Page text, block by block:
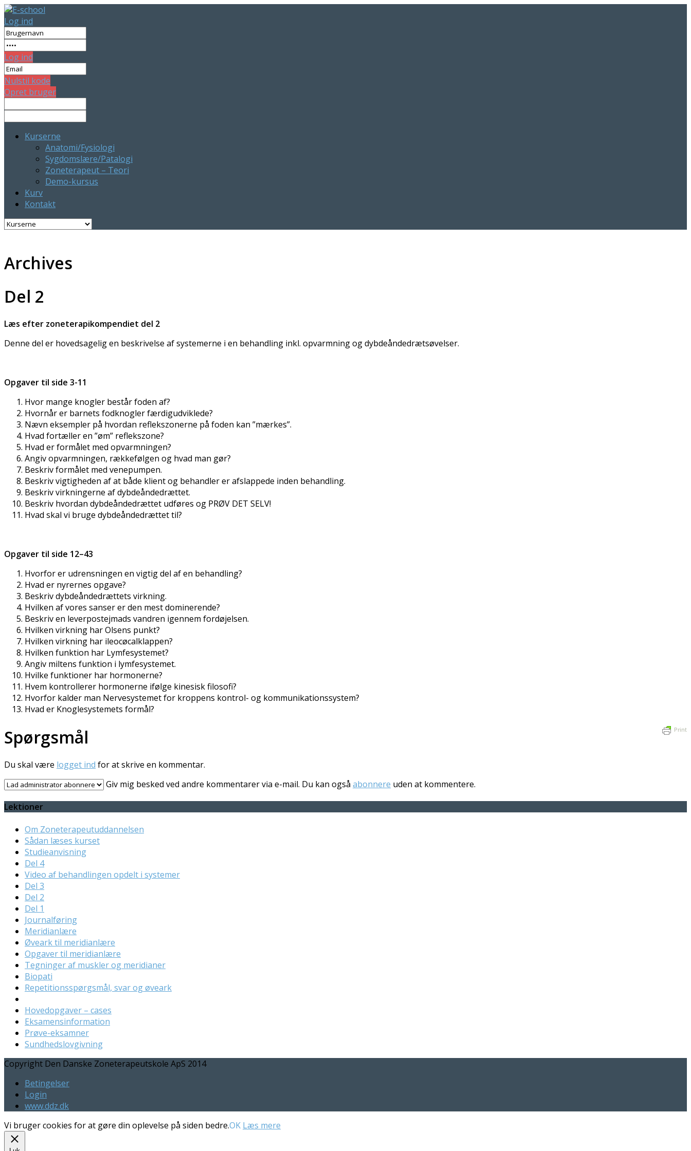
Log ind
Log ind
Nulstil kode
Opret bruger
Kurserne
Anatomi/Fysiologi
Sygdomslære/Patalogi
Zoneterapeut – Teori
Demo-kursus
Kurv
Kontakt
Archives
Del 2
Læs efter zoneterapikompendiet del 2
Denne del er hovedsagelig en beskrivelse af systemerne i en behandling inkl. opvarmning og dybdeåndedrætsøvelser.
Opgaver til side 3-11
Hvor mange knogler består foden af?
Hvornår er barnets fodknogler færdigudviklede?
Nævn eksempler på hvordan reflekszonerne på foden kan ”mærkes”.
Hvad fortæller en ”øm” reflekszone?
Hvad er formålet med opvarmningen?
Angiv opvarmningen, rækkefølgen og hvad man gør?
Beskriv formålet med venepumpen.
Beskriv vigtigheden af at både klient og behandler er afslappede inden behandling.
Beskriv virkningerne af dybdeåndedrættet.
Beskriv hvordan dybdeåndedrættet udføres og PRØV DET SELV!
Hvad skal vi bruge dybdeåndedrættet til?
Opgaver til side 12–43
Hvorfor er udrensningen en vigtig del af en behandling?
Hvad er nyrernes opgave?
Beskriv dybdeåndedrættets virkning.
Hvilken af vores sanser er den mest dominerende?
Beskriv en leverpostejmads vandren igennem fordøjelsen.
Hvilken virkning har Olsens punkt?
Hvilken virkning har ileocøcalklappen?
Hvilken funktion har Lymfesystemet?
Angiv miltens funktion i lymfesystemet.
Hvilke funktioner har hormonerne?
Hvem kontrollerer hormonerne ifølge kinesisk filosofi?
Hvorfor kalder man Nervesystemet for kroppens kontrol- og kommunikationssystem?
Hvad er Knoglesystemets formål?
Print
Spørgsmål
Du skal være logget ind for at skrive en kommentar.
Giv mig besked ved andre kommentarer via e-mail. Du kan også abonnere uden at kommentere.
Lektioner
Om Zoneterapeutuddannelsen
Sådan læses kurset
Studieanvisning
Del 4
Video af behandlingen opdelt i systemer
Del 3
Del 2
Del 1
Journalføring
Meridianlære
Øveark til meridianlære
Opgaver til meridianlære
Tegninger af muskler og meridianer
Biopati
Repetitionsspørgsmål, svar og øveark
Hovedopgaver – cases
Eksamensinformation
Prøve-eksamner
Sundhedslovgivning
Copyright Den Danske Zoneterapeutskole ApS 2014
Betingelser
Login
www.ddz.dk
Vi bruger cookies for at gøre din oplevelse på siden bedre.OK Læs mere